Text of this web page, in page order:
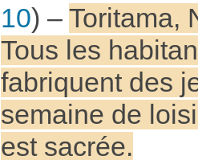
10) – Toritama,
Tous les
fabriquent des
semaine de
est sacrée.